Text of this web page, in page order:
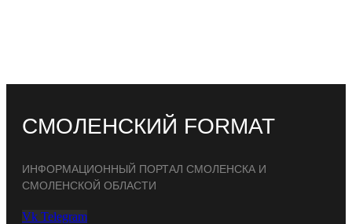
СМОЛЕНСКИЙ FORMAT
ИНФОРМАЦИОННЫЙ ПОРТАЛ СМОЛЕНСКА И
СМОЛЕНСКОЙ ОБЛАСТИ
Vk Telegram